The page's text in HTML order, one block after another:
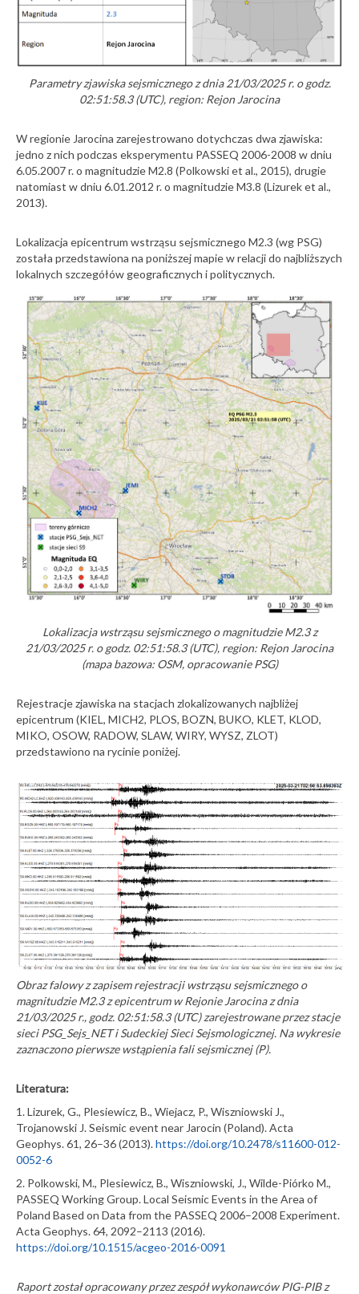
Parametry zjawiska sejsmicznego z dnia 21/03/2025 r. o godz.
02:51:58.3 (UTC), region: Rejon Jarocina
W regionie Jarocina zarejestrowano dotychczas dwa zjawiska:
jedno z nich podczas eksperymentu PASSEQ 2006-2008 w dniu
6.05.2007 r. o magnitudzie M2.8 (Polkowski et al., 2015), drugie
natomiast w dniu 6.01.2012 r. o magnitudzie M3.8 (Lizurek et al.,
2013).
Lokalizacja epicentrum wstrząsu sejsmicznego M2.3 (wg PSG)
została przedstawiona na poniższej mapie w relacji do najbliższych
lokalnych szczegółów geograficznych i politycznych.
Lokalizacja wstrząsu sejsmicznego o magnitudzie M2.3 z
21/03/2025 r. o godz. 02:51:58.3 (UTC), region: Rejon Jarocina
(mapa bazowa: OSM, opracowanie PSG)
Rejestracje zjawiska na stacjach zlokalizowanych najbliżej
epicentrum (KIEL, MICH2, PLOS, BOZN, BUKO, KLET, KLOD,
MIKO, OSOW, RADOW, SLAW, WIRY, WYSZ, ZLOT)
przedstawiono na rycinie poniżej.
Obraz falowy z zapisem rejestracji wstrząsu sejsmicznego o
magnitudzie M2.3 z epicentrum w Rejonie Jarocina z dnia
21/03/2025 r., godz. 02:51:58.3 (UTC) zarejestrowane przez stacje
sieci PSG_Sejs_NET i Sudeckiej Sieci Sejsmologicznej. Na wykresie
zaznaczono pierwsze wstąpienia fali sejsmicznej (P).
Literatura:
1. Lizurek, G., Plesiewicz, B., Wiejacz, P., Wiszniowski J.,
Trojanowski J. Seismic event near Jarocin (Poland). Acta
Geophys. 61, 26–36 (2013).https://doi.org/10.2478/s11600-012-
0052-6
2. Polkowski, M., Plesiewicz, B., Wiszniowski, J., Wilde-Piórko M.,
PASSEQ Working Group. Local Seismic Events in the Area of
Poland Based on Data from the PASSEQ 2006–2008 Experiment.
Acta Geophys. 64, 2092–2113 (2016).
https://doi.org/10.1515/acgeo-2016-0091
Raport został opracowany przez zespół wykonawców PIG-PIB z